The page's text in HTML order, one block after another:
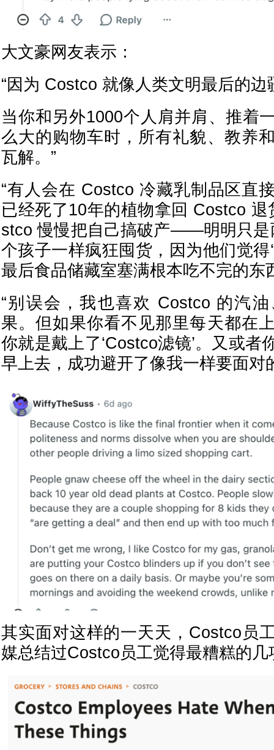
大文豪网友表示：
“因为 Costco 就像人类文明最后的边
当你和另外1000个人肩并肩、推着
么大的购物车时，所有礼貌、教养
瓦解。”
“有人会在 Costco 冷藏乳制品区直
已经死了10年的植物拿回 Costco
stco 慢慢把自己搞破产——明明只是
个孩子一样疯狂囤货，因为他们觉得
最后食品储藏室塞满根本吃不完的东
“别误会，我也喜欢 Costco 的汽
果。但如果你看不见那里每天都在
你就是戴上了‘Costco滤镜’。又或者
早上去，成功避开了像我一样要面对
其实面对这样的一天天，Costco员
媒总结过Costco员工觉得最糟糕的几